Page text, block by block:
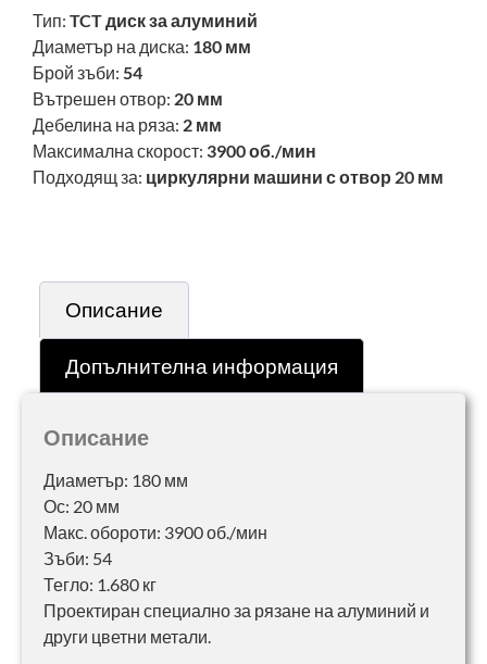
Тип: TCT диск за алуминий
Диаметър на диска: 180 мм
Брой зъби: 54
Вътрешен отвор: 20 мм
Дебелина на ряза: 2 мм
Максимална скорост: 3900 об./мин
Подходящ за: циркулярни машини с отвор 20 мм
Описание
Допълнителна информация
Описание
Диаметър: 180 мм
Ос: 20 мм
Макс. обороти: 3900 об./мин
Зъби: 54
Тегло: 1.680 кг
Проектиран специално за рязане на алуминий и
други цветни метали.